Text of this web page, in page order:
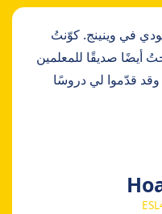
في وينينج. كوّنتُ
أيضًا صديقًا للمعلمين
وقد قدّموا لي دروسًا